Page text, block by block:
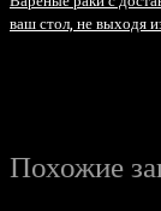
ваш стол, не выходя
Похожие